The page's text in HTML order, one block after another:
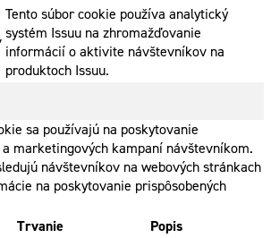
Tento súbor cookie používa analytický
systém Issuu na zhromažďovanie
informácií o aktivite návštevníkov na
produktoch Issuu.
sa používajú na poskytovanie
marketingových kampaní návštevníkom.
návštevníkov na webových stránkach
na poskytovanie prispôsobených
Trvanie Popis